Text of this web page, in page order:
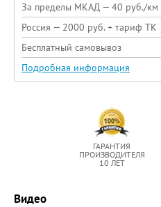
За пределы МКАД — 40 руб./км
Россия — 2000 руб. + тариф ТК
Бесплатный самовывоз
Подробная информация
ГАРАНТИЯ
ПРОИЗВОДИТЕЛЯ
10 ЛЕТ
Видео